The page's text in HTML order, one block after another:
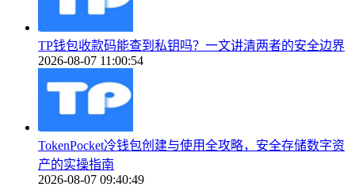
TP钱包收款码能查到私钥吗？一文讲清两者的安全边界
2026-08-07 11:00:54
TokenPocket冷钱包创建与使用全攻略，安全存储数字资
产的实操指南
2026-08-07 09:40:49